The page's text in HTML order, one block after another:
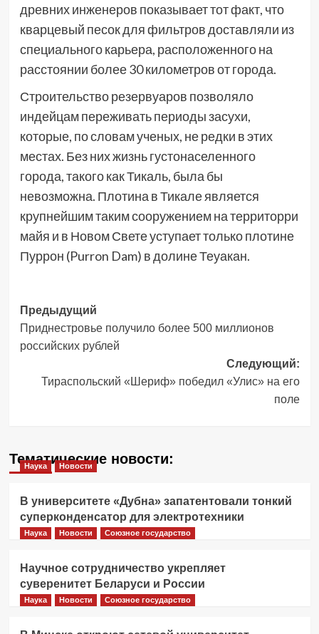
древних инженеров показывает тот факт, что
кварцевый песок для фильтров доставляли из
специального карьера, расположенного на
расстоянии более 30 километров от города.
Строительство резервуаров позволяло
индейцам переживать периоды засухи,
которые, по словам ученых, не редки в этих
местах. Без них жизнь густонаселенного
города, такого как Тикаль, была бы
невозможна. Плотина в Тикале является
крупнейшим таким сооружением на территорри
майя и в Новом Свете уступает только плотине
Пуррон (Purron Dam) в долине Теуакан.
Навигация
записи
Предыдущий
Приднестровье получило более 500 миллионов
российских рублей
Следующий:
Тираспольский «Шериф» победил «Улис» на его
поле
Тематические новости:
Наука Новости
В университете «Дубна» запатентовали тонкий
суперконденсатор для электротехники
Наука Новости Союзное государство
Научное сотрудничество укрепляет
суверенитет Беларуси и России
Наука Новости Союзное государство